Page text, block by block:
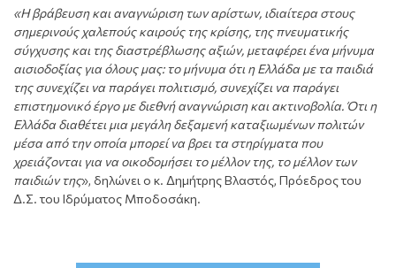
«Η βράβευση και αναγνώριση των αρίστων, ιδιαίτερα στους
σημερινούς χαλεπούς καιρούς της κρίσης, της πνευματικής
σύγχυσης και της διαστρέβλωσης αξιών, μεταφέρει ένα μήνυμα
αισιοδοξίας για όλους μας: το μήνυμα ότι η Ελλάδα με τα παιδιά
της συνεχίζει να παράγει πολιτισμό, συνεχίζει να παράγει
επιστημονικό έργο με διεθνή αναγνώριση και ακτινοβολία. Ότι η
Ελλάδα διαθέτει μια μεγάλη δεξαμενή καταξιωμένων πολιτών
μέσα από την οποία μπορεί να βρει τα στηρίγματα που
χρειάζονται για να οικοδομήσει το μέλλον της, το μέλλον των
παιδιών της», δηλώνει ο κ. Δημήτρης Βλαστός, Πρόεδρος του
Δ.Σ. του Ιδρύματος Μποδοσάκη.